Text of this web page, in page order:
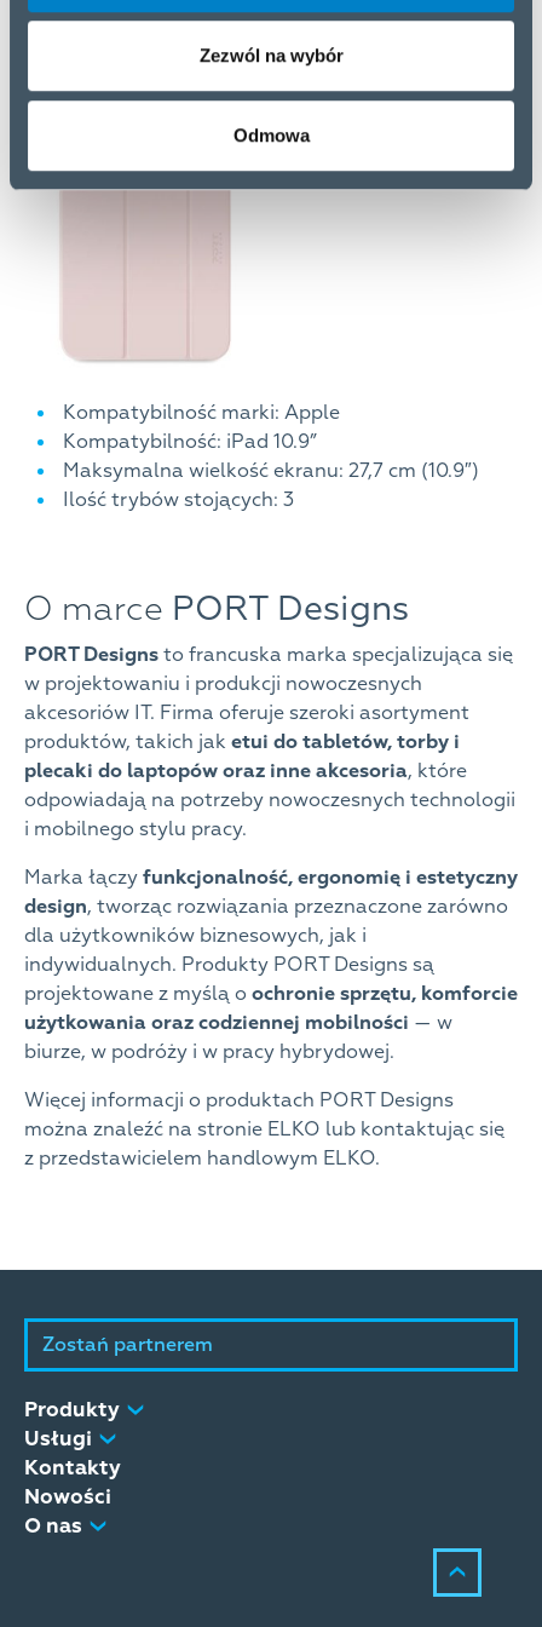
Zezwól na wybór
Odmowa
Etui do tabletu
Kompatybilność marki: Apple
Kompatybilność: iPad 10.9”
Maksymalna wielkość ekranu: 27,7 cm (10.9″)
Ilość trybów stojących: 3
O marce PORT Designs
PORT Designs to francuska marka specjalizująca się
w projektowaniu i produkcji nowoczesnych
akcesoriów IT. Firma oferuje szeroki asortyment
produktów, takich jak etui do tabletów, torby i
plecaki do laptopów oraz inne akcesoria, które
odpowiadają na potrzeby nowoczesnych technologii
i mobilnego stylu pracy.
Marka łączy funkcjonalność, ergonomię i estetyczny
design, tworząc rozwiązania przeznaczone zarówno
dla użytkowników biznesowych, jak i
indywidualnych. Produkty PORT Designs są
projektowane z myślą o ochronie sprzętu, komforcie
użytkowania oraz codziennej mobilności — w
biurze, w podróży i w pracy hybrydowej.
Więcej informacji o produktach PORT Designs
można znaleźć na stronie ELKO lub kontaktując się
z przedstawicielem handlowym ELKO.
Zostań partnerem
Produkty
Usługi
Kontakty
Nowości
O nas